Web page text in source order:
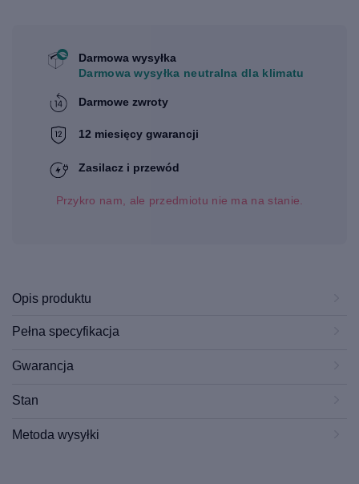
Darmowa wysyłka
Darmowa wysyłka neutralna dla klimatu
Darmowe zwroty
12 miesięcy gwarancji
Zasilacz i przewód
Przykro nam, ale przedmiotu nie ma na stanie.
Opis produktu
Pełna specyfikacja
Gwarancja
Stan
Metoda wysyłki